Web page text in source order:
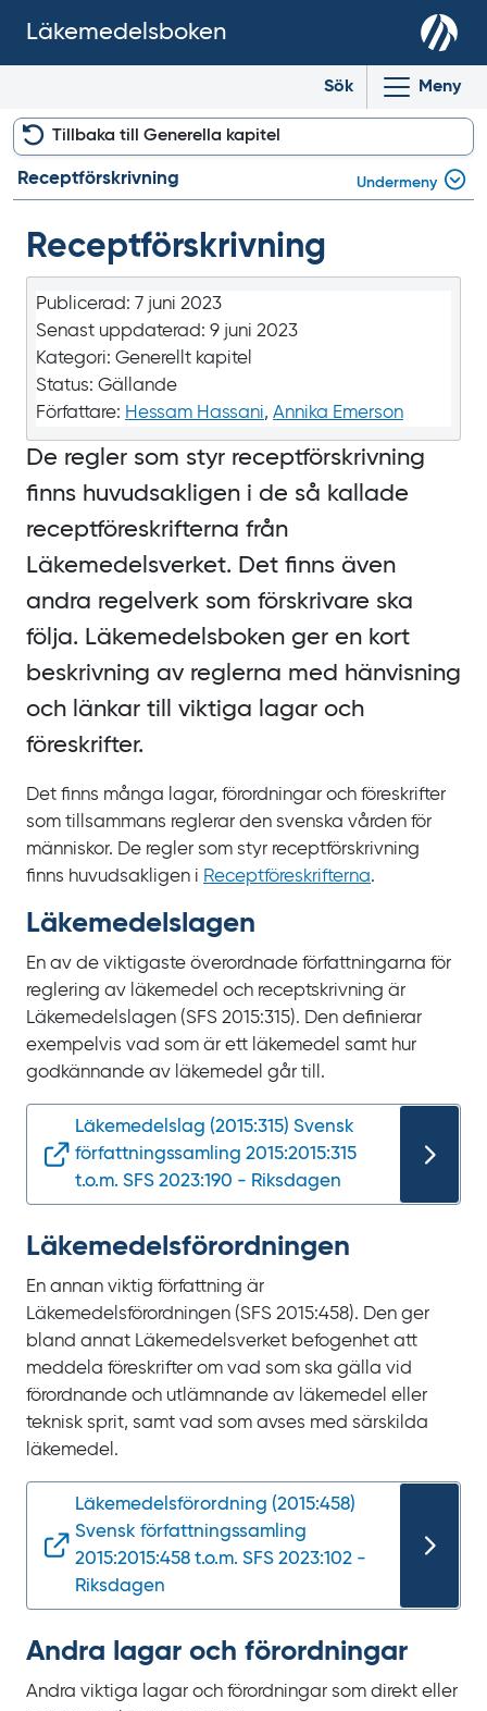
Läkemedelsboken
Sök Meny
Receptförskrivning
Publicerad: 7 juni 2023
Senast uppdaterad: 9 juni 2023
Kategori: Generellt kapitel
Status: Gällande
Författare: Hessam Hassani, Annika Emerson
De regler som styr receptförskrivning
finns huvudsakligen i de så kallade
receptföreskrifterna från
Läkemedelsverket. Det finns även
andra regelverk som förskrivare ska
följa. Läkemedelsboken ger en kort
beskrivning av reglerna med hänvisning
och länkar till viktiga lagar och
föreskrifter.
Det finns många lagar, förordningar och föreskrifter
som tillsammans reglerar den svenska vården för
människor. De regler som styr receptförskrivning
finns huvudsakligen i Recept­föreskrifterna.
Läkemedels­lagen
En av de viktigaste överordnade författningarna för
reglering av läkemedel och receptskrivning är
Läkemedelslagen (SFS 2015:315). Den definierar
exempelvis vad som är ett läkemedel samt hur
godkännande av läkemedel går till.
Läkemedelslag (2015:315) Svensk
författningssamling 2015:2015:315
t.o.m. SFS 2023:190 - Riksdagen
Läkemedels­förordningen
En annan viktig författning är
Läkemedelsförordningen (SFS 2015:458). Den ger
bland annat Läkemedelsverket befogenhet att
meddela föreskrifter om vad som ska gälla vid
förordnande och utlämnande av läkemedel eller
teknisk sprit, samt vad som avses med särskilda
läkemedel.
Läkemedelsförordning (2015:458)
Svensk författningssamling
2015:2015:458 t.o.m. SFS 2023:102 -
Riksdagen
Andra lagar och förordningar
Andra viktiga lagar och förordningar som direkt eller
Tillbaka till Generella kapitel
Receptförskrivning Undermeny